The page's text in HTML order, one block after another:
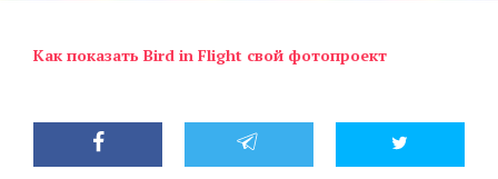
Как показать Bird in Flight свой фотопроект